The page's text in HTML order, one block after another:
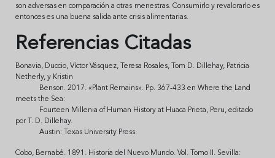
son adversas en comparación a otras menestras. Consumirlo y revalorarlo es
entonces es una buena salida ante crisis alimentarias.
Referencias Citadas
Bonavia, Duccio, Víctor Vásquez, Teresa Rosales, Tom D. Dillehay, Patricia
Netherly, y Kristin
Benson. 2017. «Plant Remains». Pp. 367-433 en Where the Land
meets the Sea:
Fourteen Millenia of Human History at Huaca Prieta, Peru, editado
por T. D. Dillehay.
Austin: Texas University Press.
Cobo, Bernabé. 1891. Historia del Nuevo Mundo. Vol. Tomo II. Sevilla: